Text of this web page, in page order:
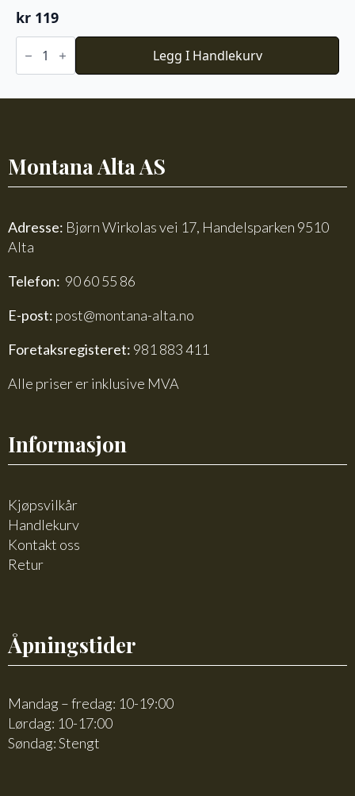
kr 119
Du
Store
Faerytale
Legg I Handlekurv
Montana Alta AS
Adresse: Bjørn Wirkolas vei 17, Handelsparken 9510
Alta
Telefon: 90 60 55 86
E-post: post@montana-alta.no
Foretaksregisteret: 981 883 411
Alle priser er inklusive MVA
Informasjon
Kjøpsvilkår
Handlekurv
Kontakt oss
Retur
Åpningstider
Mandag – fredag: 10-19:00
Lørdag: 10-17:00
Søndag: Stengt